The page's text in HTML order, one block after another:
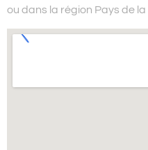
ou dans la région Pays de la